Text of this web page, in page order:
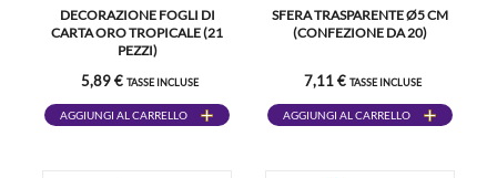
DECORAZIONE FOGLI DI
CARTA ORO TROPICALE (21
PEZZI)
5,89 € TASSE INCLUSE
AGGIUNGI AL CARRELLO
SFERA TRASPARENTE Ø5 CM
(CONFEZIONE DA 20)
7,11 € TASSE INCLUSE
AGGIUNGI AL CARRELLO